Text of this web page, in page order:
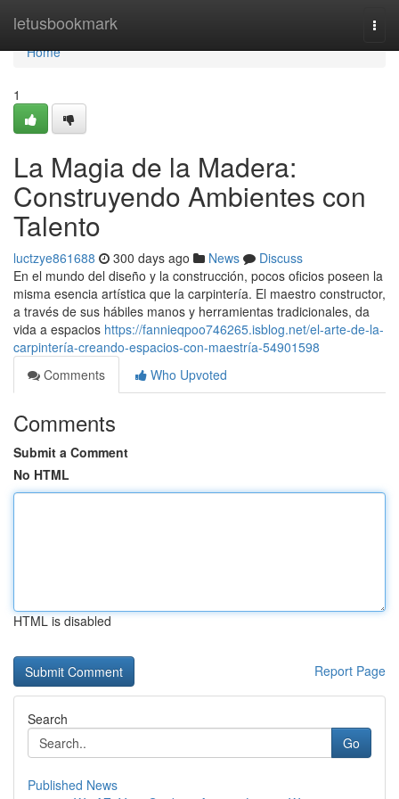
letusbookmark
Home
Home
1
La Magia de la Madera:
Construyendo Ambientes con
Talento
luctzye861688 300 days ago News
Discuss
En el mundo del diseño y la construcción, pocos oficios poseen la
misma esencia artística que la carpintería. El maestro constructor,
a través de sus hábiles manos y herramientas tradicionales, da
vida a espacios https://fannieqpoo746265.isblog.net/el-arte-de-la-
carpintería-creando-espacios-con-maestría-54901598
Comments
Who Upvoted
Comments
Submit a Comment
No HTML
HTML is disabled
Report Page
Search
Go
Published News